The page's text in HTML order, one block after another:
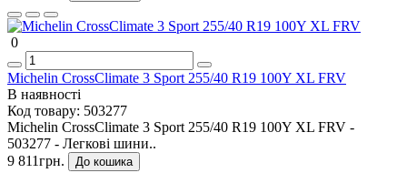
0
Michelin CrossClimate 3 Sport 255/40 R19 100Y XL FRV
В наявності
Код товару: 503277
Michelin CrossClimate 3 Sport 255/40 R19 100Y XL FRV -
503277 - Легкові шини..
9 811грн.
До кошика